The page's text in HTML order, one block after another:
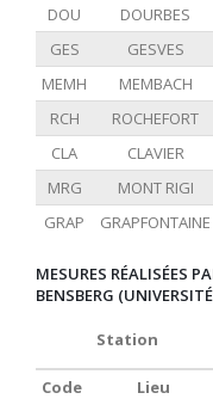
DOU
DOURBES
GES
GESVES
MEMH
MEMBACH
RCH
ROCHEFORT
CLA
CLAVIER
MRG
MONT RIGI
GRAP
GRAPFONTAINE
MESURES RÉALISÉES
BENSBERG
Station
Code Lieu